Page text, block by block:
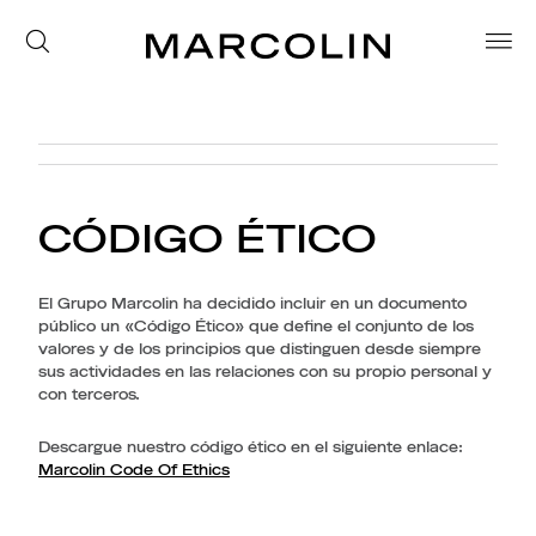
CÓDIGO ÉTICO
El Grupo Marcolin ha decidido incluir en un documento
público un «Código Ético» que define el conjunto de los
valores y de los principios que distinguen desde siempre
sus actividades en las relaciones con su propio personal y
con terceros.
Descargue nuestro código ético en el siguiente enlace:
Marcolin Code Of Ethics